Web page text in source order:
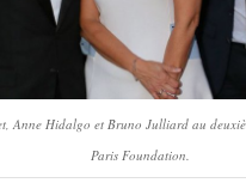
Anne Hidalgo et Bruno Julliard au
Paris Foundation.